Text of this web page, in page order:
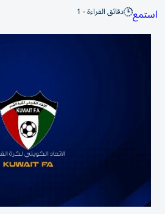
استمع دقائق القراءة - 1